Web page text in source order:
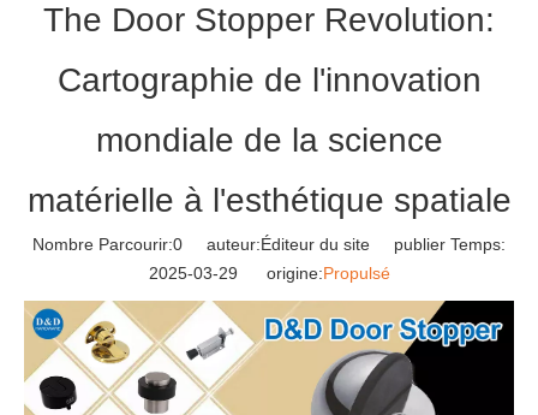
The Door Stopper Revolution:
Cartographie de l'innovation
mondiale de la science
matérielle à l'esthétique spatiale
Nombre Parcourir:0 auteur:Éditeur du site publier Temps:
2025-03-29 origine:Propulsé